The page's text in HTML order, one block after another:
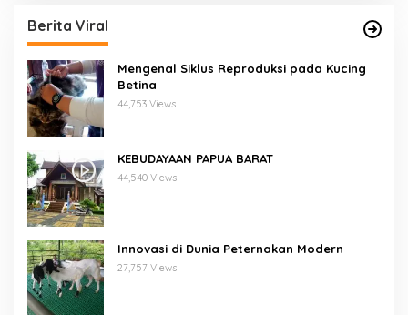
Berita Viral
Mengenal Siklus Reproduksi pada Kucing
Betina
44,753 Views
KEBUDAYAAN PAPUA BARAT
44,540 Views
Innovasi di Dunia Peternakan Modern
27,757 Views